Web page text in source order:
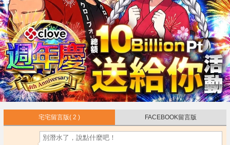
宅宅留言版( 2 ) FACEBOOK留言版